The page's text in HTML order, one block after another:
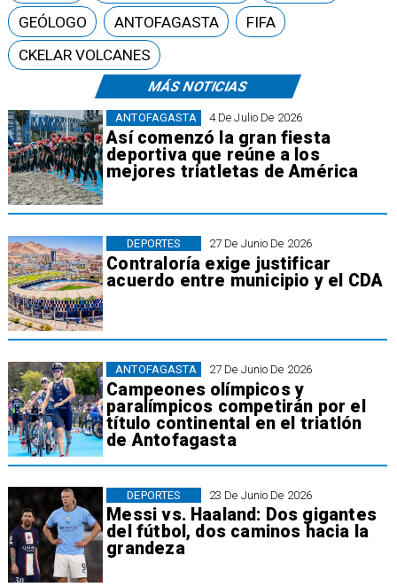
MÁS NOTICIAS
4 De Julio De 2026
Así comenzó la gran fiesta
deportiva que reúne a los
mejores triatletas de América
ANTOFAGASTA
27 De Junio De 2026
Contraloría exige justificar
acuerdo entre municipio y el CDA
DEPORTES
27 De Junio De 2026
Campeones olímpicos y
paralímpicos competirán por el
título continental en el triatlón
de Antofagasta
ANTOFAGASTA
23 De Junio De 2026
Messi vs. Haaland: Dos gigantes
del fútbol, dos caminos hacia la
grandeza
DEPORTES
GEÓLOGO
ANTOFAGASTA
FIFA
CKELAR VOLCANES